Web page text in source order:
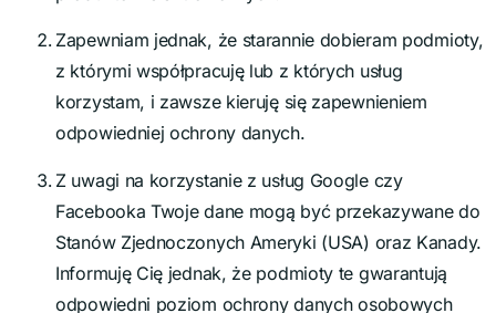
Zapewniam jednak, że starannie dobieram podmioty,
z którymi współpracuję lub z których usług
korzystam, i zawsze kieruję się zapewnieniem
odpowiedniej ochrony danych.
Z uwagi na korzystanie z usług Google czy
Facebooka Twoje dane mogą być przekazywane do
Stanów Zjednoczonych Ameryki (USA) oraz Kanady.
Informuję Cię jednak, że podmioty te gwarantują
odpowiedni poziom ochrony danych osobowych